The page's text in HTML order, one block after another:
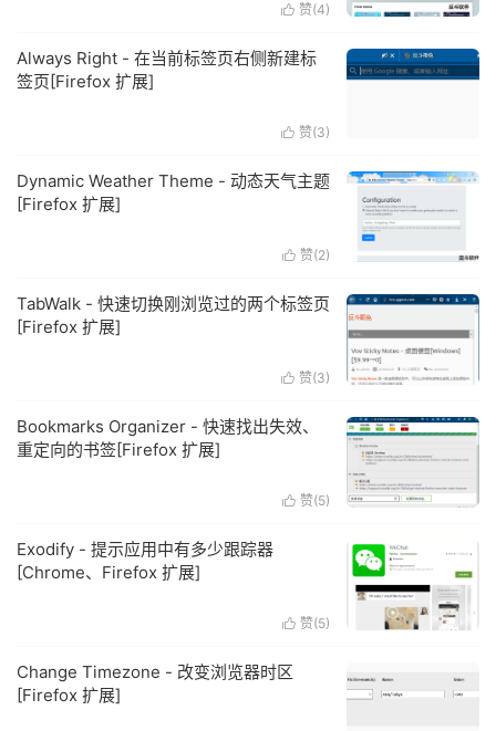
 赞(4)
Always Right - 在当前标签页右侧新建标
签页[Firefox 扩展]
 赞(3)
Dynamic Weather Theme - 动态天气主题
[Firefox 扩展]
 赞(2)
TabWalk - 快速切换刚浏览过的两个标签页
[Firefox 扩展]
 赞(3)
Bookmarks Organizer - 快速找出失效、
重定向的书签[Firefox 扩展]
 赞(5)
Exodify - 提示应用中有多少跟踪器
[Chrome、Firefox 扩展]
 赞(5)
Change Timezone - 改变浏览器时区
[Firefox 扩展]